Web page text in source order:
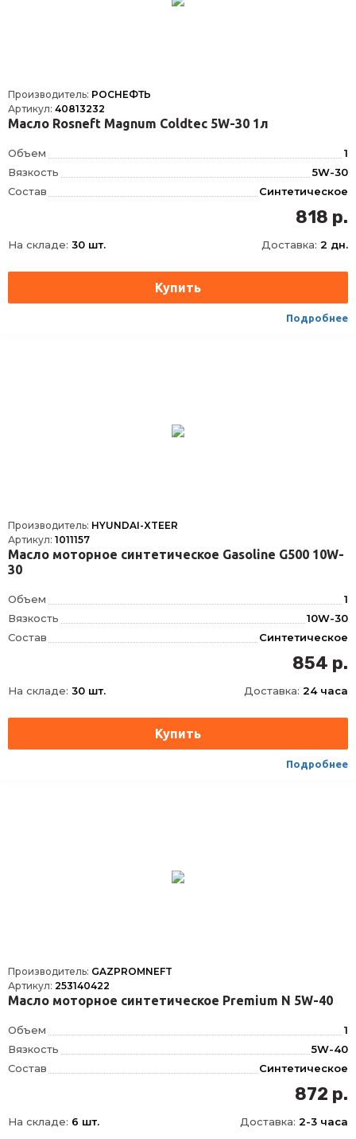
Производитель: РОСНЕФТЬ
Артикул: 40813232
Масло Rosneft Magnum Coldtec 5W-30 1л
Объем
1
Вязкость
5W-30
Состав
Синтетическое
CF, SN
818 р.
На складе: 30 шт. Доставка: 2 дн.
Подробнее
Производитель: HYUNDAI-XTEER
Артикул: 1011157
Масло моторное синтетическое Gasoline G500 10W-
30
Объем
1
Вязкость
10W-30
Состав
Синтетическое
854 р.
На складе: 30 шт. Доставка: 24 часа
Подробнее
Производитель: GAZPROMNEFT
Артикул: 253140422
Масло моторное синтетическое Premium N 5W-40
Объем
1
Вязкость
5W-40
Состав
Синтетическое
B4, A3
API
CF, SN
872 р.
На складе: 6 шт. Доставка: 2-3 часа